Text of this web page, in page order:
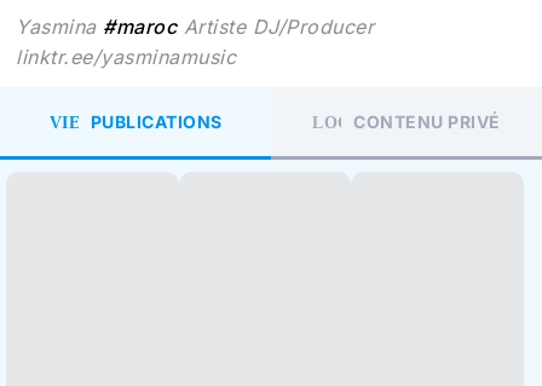
Yasmina #marocArtiste DJ/Producer
linktr.ee/yasminamusic
VIEW_COLUMN
PUBLICATIONS LOCKCONTENU PRIVÉ